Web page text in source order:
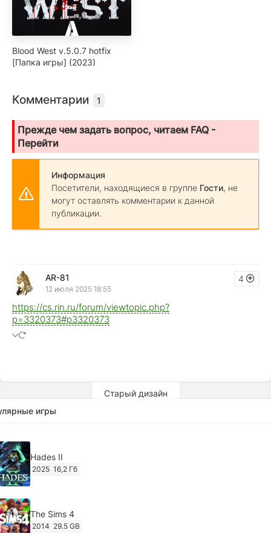
Blood West v.5.0.7 hotfix
[Папка игры] (2023)
Комментарии 1
Прежде чем задать вопрос, читаем FAQ -
Перейти
Информация
Посетители, находящиеся в группе Гости, не
могут оставлять комментарии к данной
публикации.
4
AR-81
12 июля 2025 18:55
https://cs.rin.ru/forum/viewtopic.php?
p=3320373#p3320373
Старый дизайн
игры
Hades II
2025 16,2 Гб
The Sims 4
2014 29.5 GB